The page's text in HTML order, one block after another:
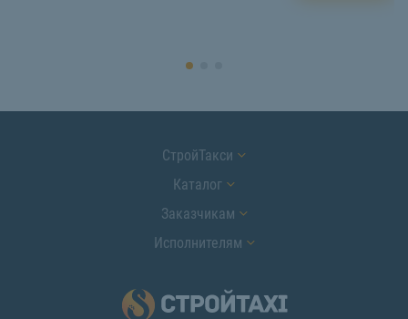
СтройТакси
Каталог
Заказчикам
Исполнителям